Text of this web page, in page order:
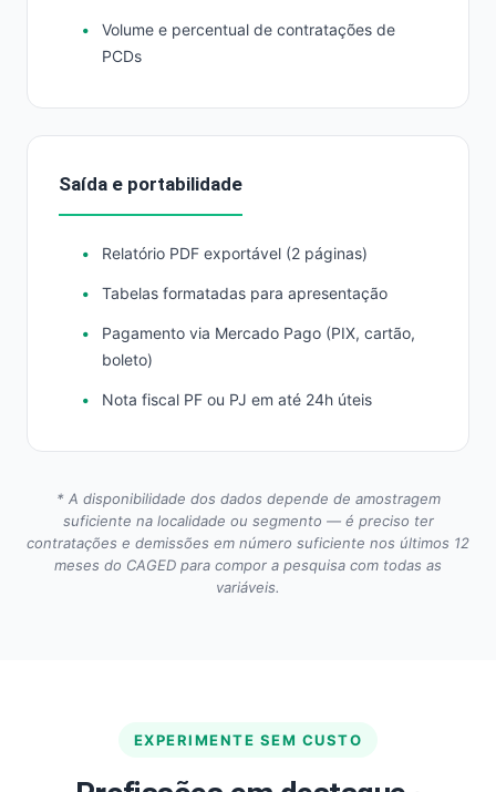
Volume e percentual de contratações de
PCDs
Saída e portabilidade
Relatório PDF exportável (2 páginas)
Tabelas formatadas para apresentação
Pagamento via Mercado Pago (PIX, cartão,
boleto)
Nota fiscal PF ou PJ em até 24h úteis
* A disponibilidade dos dados depende de amostragem
suficiente na localidade ou segmento — é preciso ter
contratações e demissões em número suficiente nos últimos 12
meses do CAGED para compor a pesquisa com todas as
variáveis.
EXPERIMENTE SEM CUSTO